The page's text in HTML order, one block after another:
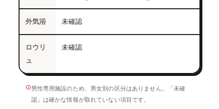
外気浴 未確認
ロウリ
ュ
未確認
男性専用施設のため、男女別の区分はありません。「未確
認」は確かな情報が取れていない項目です。